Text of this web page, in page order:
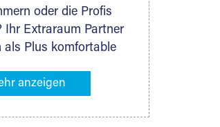
oder die Profis
Ihr Extraraum Partner
als Plus komfortable
machen. Dazu
Packmaterial sowie